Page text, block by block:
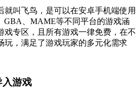
叫飞鸟，是可以在安卓手机端使用
GBA、MAME等不同平台的游戏涵
戏专区，且所有游戏一律免费，在不
玩，满足了游戏玩家的多元化需求
游戏